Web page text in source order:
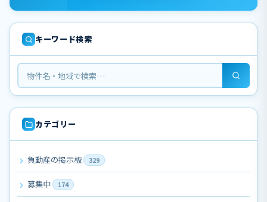
キーワード検索
カテゴリー
負動産の掲示板 329
募集中 174